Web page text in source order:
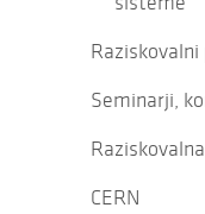
Seminarji,
CERN